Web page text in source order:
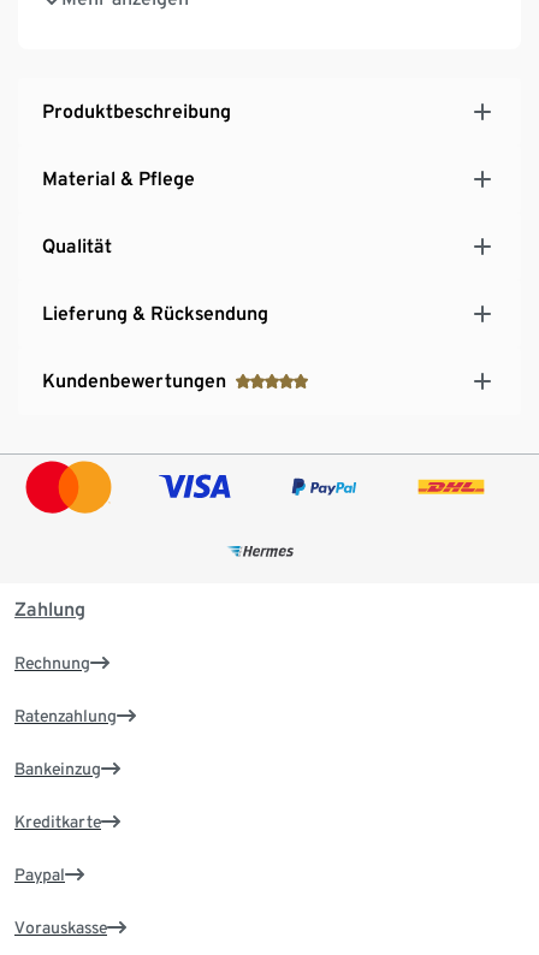
Stabiler Rahmen mit verstärkter Rückenlehne
Sicherung durch Schraubkarabiner oder
Inkl. Transporttasche
Produktbeschreibung
Material & Pflege
Qualität
Lieferung & Rücksendung
Kundenbewertungen
Zahlung
Rechnung
Ratenzahlung
Bankeinzug
Kreditkarte
Paypal
Vorauskasse